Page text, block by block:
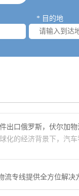
* 目的地
出口俄罗斯，伏尔加
化的经济背景下，汽
流专线提供全方位解决